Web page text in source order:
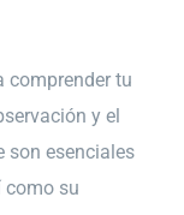
comprender tu
y el
son esenciales
como su